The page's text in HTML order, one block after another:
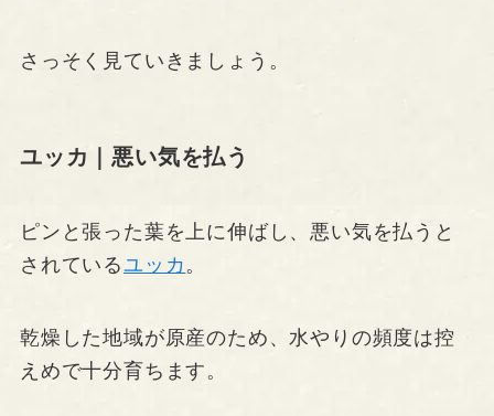
さっそく見ていきましょう。
ユッカ｜悪い気を払う
ピンと張った葉を上に伸ばし、悪い気を払うと
されているユッカ。
乾燥した地域が原産のため、水やりの頻度は控
えめで十分育ちます。